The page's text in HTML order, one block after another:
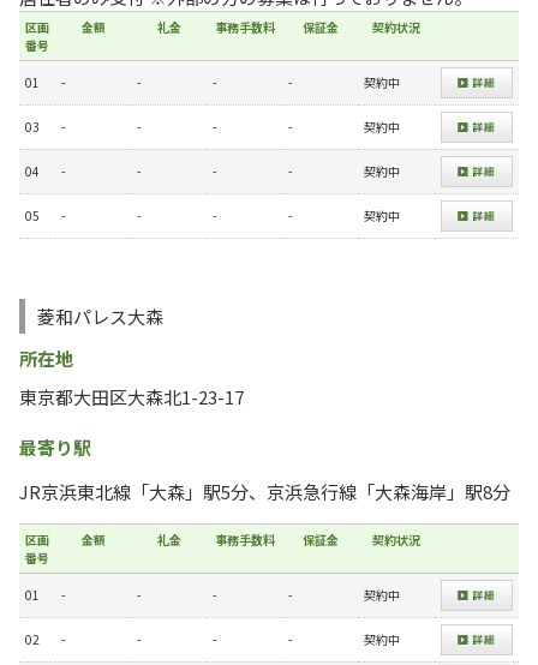
区画
番号
金額 礼金 事務手数料 保証金 契約状況
01 - - - - 契約中
03 - - - - 契約中
04 - - - - 契約中
05 - - - - 契約中
菱和パレス大森
所在地
東京都大田区大森北1-23-17
最寄り駅
JR京浜東北線「大森」駅5分、京浜急行線「大森海岸」駅8分
区画
番号
金額 礼金 事務手数料 保証金 契約状況
01 - - - - 契約中
02 - - - - 契約中